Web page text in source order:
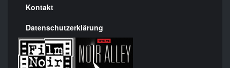
Kontakt
Datenschutzerklärung